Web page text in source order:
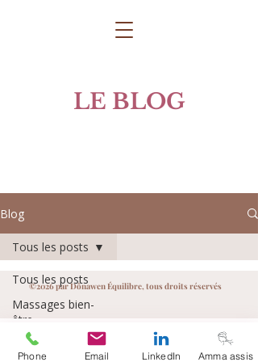
LE BLOG
Blog
Tous les posts
Massages bien-
être
Plantes & bien-
Tous les posts
©2026 par Dônawen Équilibre, tous droits réservés
Phone Email LinkedIn Amma assis